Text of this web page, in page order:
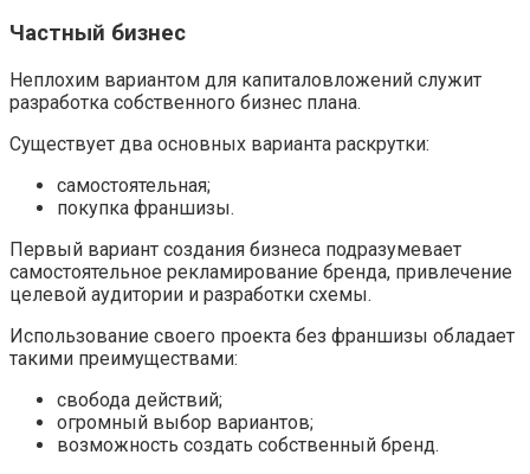
Частный бизнес
Неплохим вариантом для капиталовложений служит
разработка собственного бизнес плана.
Существует два основных варианта раскрутки:
самостоятельная;
покупка франшизы.
Первый вариант создания бизнеса подразумевает
самостоятельное рекламирование бренда, привлечение
целевой аудитории и разработки схемы.
Использование своего проекта без франшизы обладает
такими преимуществами:
свобода действий;
огромный выбор вариантов;
возможность создать собственный бренд.